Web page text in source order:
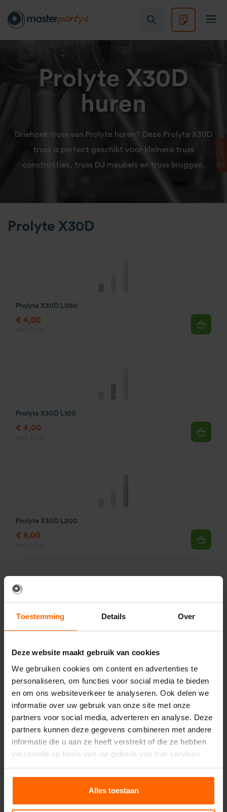
Toestemming Details Over
Deze website maakt gebruik van cookies
We gebruiken cookies om content en advertenties te
personaliseren, om functies voor social media te bieden
en om ons websiteverkeer te analyseren. Ook delen we
informatie over uw gebruik van onze site met onze
partners voor social media, adverteren en analyse. Deze
partners kunnen deze gegevens combineren met andere
informatie die u aan ze heeft verstrekt of die ze hebben
verzameld op basis van uw gebruik van hun services.
Alles toestaan
Prolyte X30D
huren
Driehoek truss van Prolyte huren? Deze Prolyte X30D
truss is perfect geschikt voor kleinere truss
constructies, truss DJ meubels en truss bruggen.
Prolyte X30D
Prolyte X30D L050
€ 4,00
Prolyte X30D L100
€ 4,00
Prolyte X30D L200
€ 8,00
Prolyte X30D C007
excl. btw.
€ 14,00